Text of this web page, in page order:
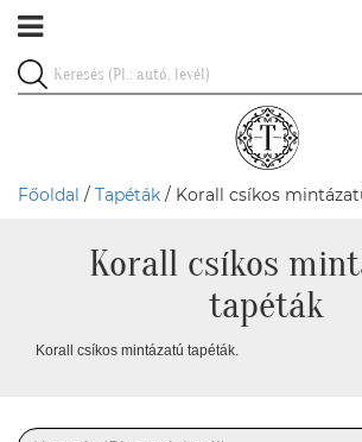
Főoldal / Tapéták / Korall csíkos
Korall csíkos
tapéták
Korall csíkos mintázatú tapéták.